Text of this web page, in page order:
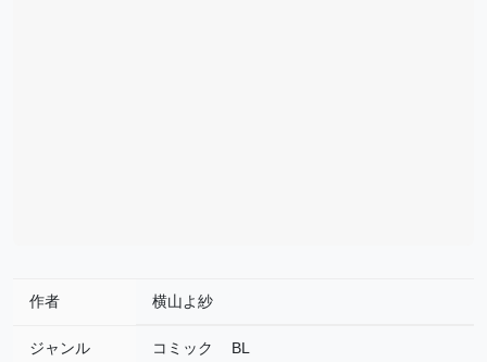
作者 横山よ紗
ジャンル コミック BL